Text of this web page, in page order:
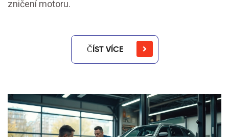
zničení motoru.
ČÍST VÍCE